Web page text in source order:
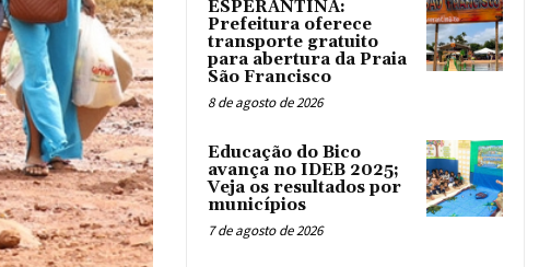
ESPERANTINA:
Prefeitura oferece
transporte gratuito
para abertura da Praia
São Francisco
8 de agosto de 2026
Educação do Bico
avança no IDEB 2025;
Veja os resultados por
municípios
7 de agosto de 2026